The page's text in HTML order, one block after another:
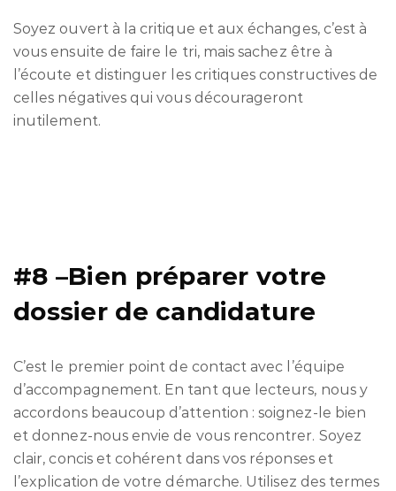
Soyez ouvert à la critique et aux échanges, c’est à
vous ensuite de faire le tri, mais sachez être à
l’écoute et distinguer les critiques constructives de
celles négatives qui vous décourageront
inutilement.
#8 –Bien préparer votre
dossier de candidature
C’est le premier point de contact avec l’équipe
d’accompagnement. En tant que lecteurs, nous y
accordons beaucoup d’attention : soignez-le bien
et donnez-nous envie de vous rencontrer. Soyez
clair, concis et cohérent dans vos réponses et
l’explication de votre démarche. Utilisez des termes